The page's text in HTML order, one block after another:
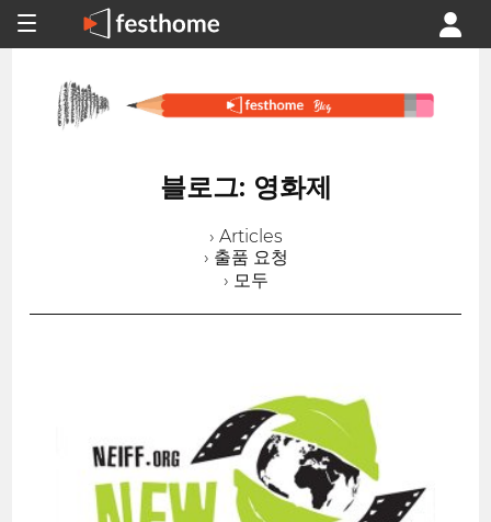
블로그: 영화제
› Articles
› 출품 요청
› 모두